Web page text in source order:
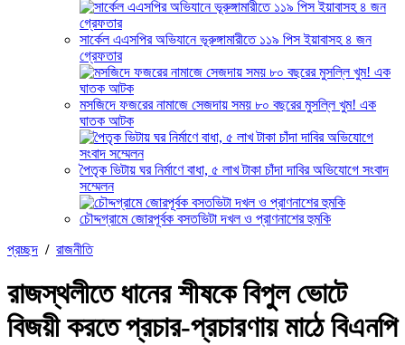
সার্কেল এএসপির অভিযানে ভূরুঙ্গামারীতে ১১৯ পিস ইয়াবাসহ ৪ জন
গ্রেফতার
মসজিদে ফজরের নামাজে সেজদায় সময় ৮০ বছরের মুসল্লি খুম! এক
ঘাতক আটক
পৈতৃক ভিটায় ঘর নির্মাণে বাধা, ৫ লাখ টাকা চাঁদা দাবির অভিযোগে সংবাদ
সম্মেলন
চৌদ্দগ্রামে জোরপূর্বক বসতভিটা দখল ও প্রাণনাশের হুমকি
প্রচ্ছদ / রাজনীতি
রাজস্থলীতে ধানের শীষকে বিপুল ভোটে
বিজয়ী করতে প্রচার-প্রচারণায় মাঠে বিএনপি